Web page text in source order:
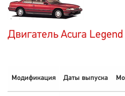
Двигатель Acura Legend
Модификация Даты выпуска